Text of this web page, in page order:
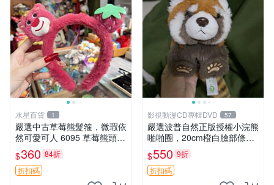
水星百貨 1
嚴選中古草莓熊髮箍，微瑕依
然可愛可人 6095 草莓熊頭飾
中古髮圈 熊寶 寶寶 娃娃熊髮
箍 中古收藏 玩具髮夾
$360 84折
折扣碼
影視動漫CD專輯DVD 57
嚴選波普自然正版授權小浣熊
啪啪圈，20cm橙白臉部條紋
清晰，毛絨超萌贈品推薦。
小浣熊 波普 圈環
$550 9折
折扣碼